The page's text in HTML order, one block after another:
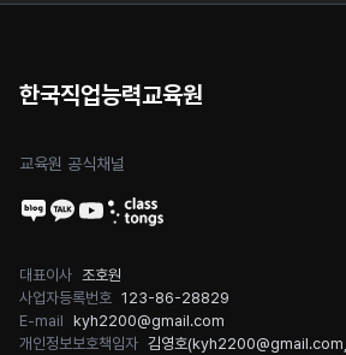
한국직업능력교육원
교육원 공식채널
대표이사 조호원
사업자등록번호 123-86-28829
E-mail kyh2200@gmail.com
개인정보보호책임자 김영호(kyh2200@gmail.com